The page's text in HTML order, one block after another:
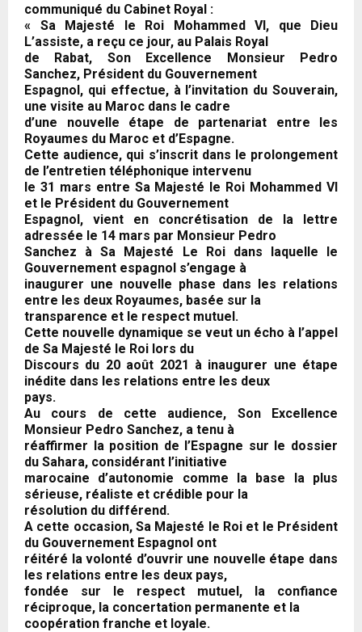
communiqué du Cabinet Royal :
« Sa Majesté le Roi Mohammed VI, que Dieu
L’assiste, a reçu ce jour, au Palais Royal
de Rabat, Son Excellence Monsieur Pedro
Sanchez, Président du Gouvernement
Espagnol, qui effectue, à l’invitation du Souverain,
une visite au Maroc dans le cadre
d’une nouvelle étape de partenariat entre les
Royaumes du Maroc et d’Espagne.
Cette audience, qui s’inscrit dans le prolongement
de l’entretien téléphonique intervenu
le 31 mars entre Sa Majesté le Roi Mohammed VI
et le Président du Gouvernement
Espagnol, vient en concrétisation de la lettre
adressée le 14 mars par Monsieur Pedro
Sanchez à Sa Majesté Le Roi dans laquelle le
Gouvernement espagnol s’engage à
inaugurer une nouvelle phase dans les relations
entre les deux Royaumes, basée sur la
transparence et le respect mutuel.
Cette nouvelle dynamique se veut un écho à l’appel
de Sa Majesté le Roi lors du
Discours du 20 août 2021 à inaugurer une étape
inédite dans les relations entre les deux
pays.
Au cours de cette audience, Son Excellence
Monsieur Pedro Sanchez, a tenu à
réaffirmer la position de l’Espagne sur le dossier
du Sahara, considérant l’initiative
marocaine d’autonomie comme la base la plus
sérieuse, réaliste et crédible pour la
résolution du différend.
A cette occasion, Sa Majesté le Roi et le Président
du Gouvernement Espagnol ont
réitéré la volonté d’ouvrir une nouvelle étape dans
les relations entre les deux pays,
fondée sur le respect mutuel, la confiance
réciproque, la concertation permanente et la
coopération franche et loyale.